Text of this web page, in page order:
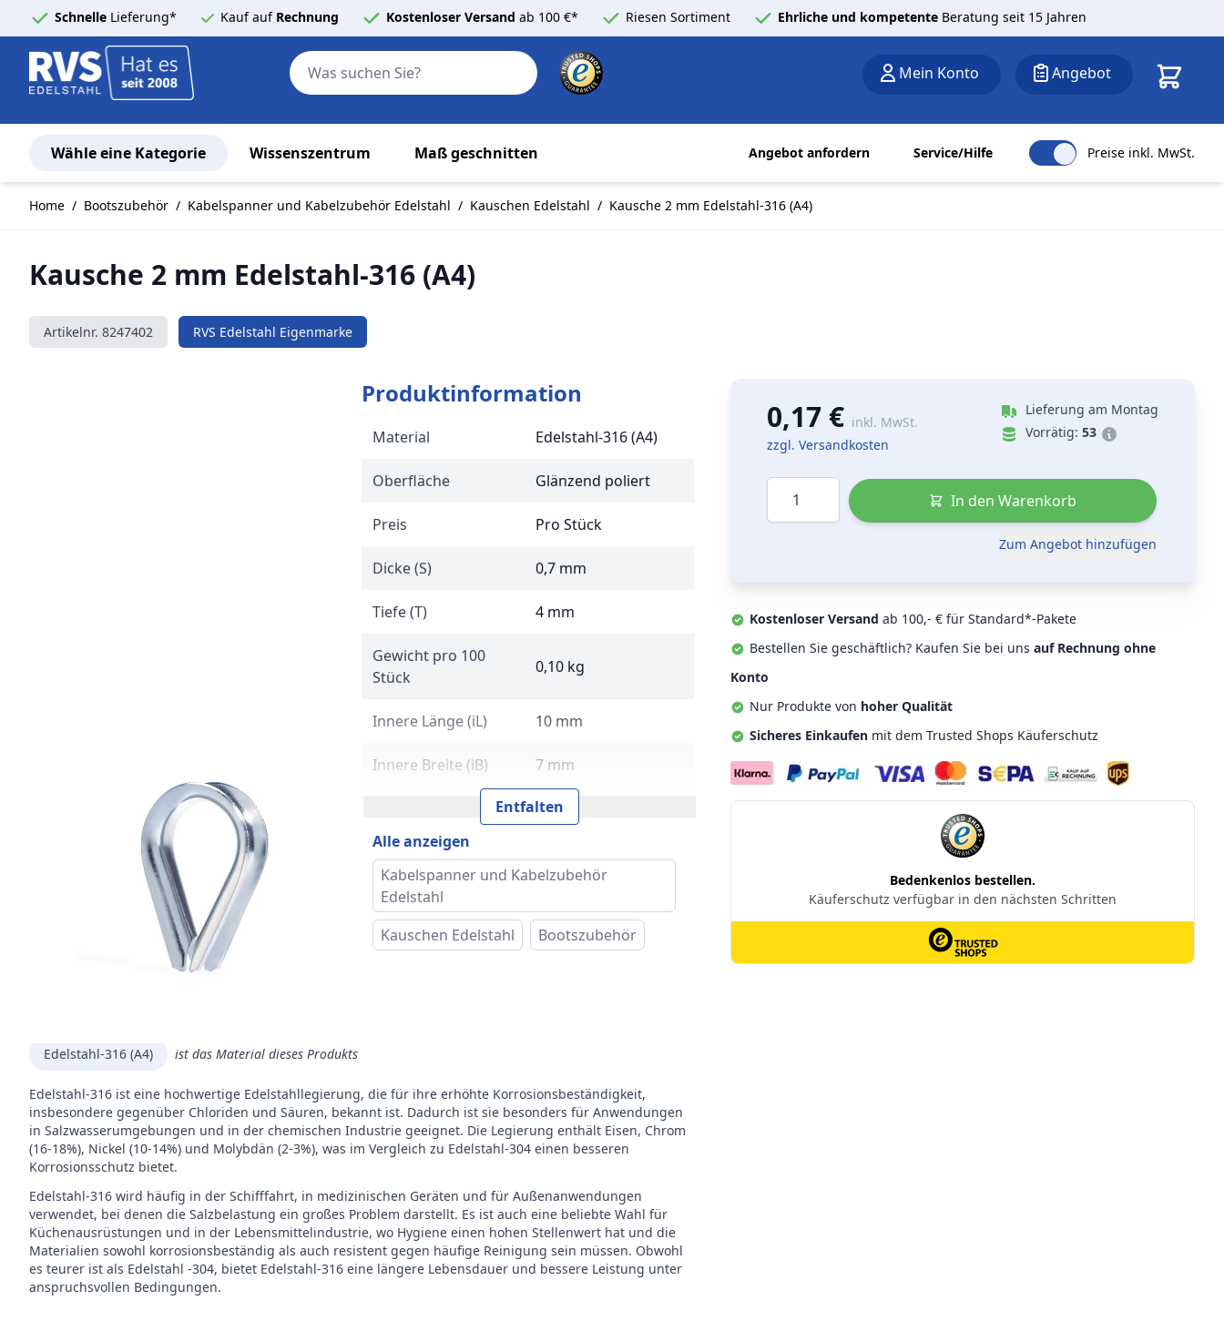
Schnelle Lieferung* Kauf auf Rechnung Kostenloser Versand ab 100 €* Riesen Sortiment Ehrliche und kompetente Beratung seit 15 Jahren
Search
Mein Konto Angebot
Wähle eine Kategorie Wissenszentrum Maß geschnitten Angebot anfordern Service/Hilfe Preise inkl. MwSt.
Home / Bootszubehör / Kabelspanner und Kabelzubehör Edelstahl / Kauschen Edelstahl / Kausche 2 mm Edelstahl-316 (A4)
Kausche 2 mm Edelstahl-316 (A4)
Artikelnr. 8247402 RVS Edelstahl Eigenmarke
Produktinformation
Material Edelstahl-316 (A4)
Oberfläche Glänzend poliert
Preis Pro Stück
Dicke (S) 0,7 mm
Tiefe (T) 4 mm
Gewicht pro 100
Stück
0,10 kg
Innere Länge (iL) 10 mm
Innere Breite (iB) 7 mm
Durchmesser (DS-ø)
2 mm
Marke RVS Edelstahl
Entfalten
Alle anzeigen
Kabelspanner und Kabelzubehör
Edelstahl
Kauschen Edelstahl
Bootszubehör
Edelstahl-316 (A4) ist das Material dieses Produkts
Edelstahl-316 ist eine hochwertige Edelstahllegierung, die für ihre erhöhte Korrosionsbeständigkeit,
insbesondere gegenüber Chloriden und Säuren, bekannt ist. Dadurch ist sie besonders für Anwendungen
in Salzwasserumgebungen und in der chemischen Industrie geeignet. Die Legierung enthält Eisen, Chrom
(16-18%), Nickel (10-14%) und Molybdän (2-3%), was im Vergleich zu Edelstahl-304 einen besseren
Korrosionsschutz bietet.
Edelstahl-316 wird häufig in der Schifffahrt, in medizinischen Geräten und für Außenanwendungen
verwendet, bei denen die Salzbelastung ein großes Problem darstellt. Es ist auch eine beliebte Wahl für
Küchenausrüstungen und in der Lebensmittelindustrie, wo Hygiene einen hohen Stellenwert hat und die
Materialien sowohl korrosionsbeständig als auch resistent gegen häufige Reinigung sein müssen. Obwohl
es teurer ist als Edelstahl -304, bietet Edelstahl-316 eine längere Lebensdauer und bessere Leistung unter
anspruchsvollen Bedingungen.
0,17 € inkl. MwSt.
zzgl. Versandkosten
Lieferung am Montag
Vorrätig: 53
Menge
In den Warenkorb
Zum Angebot hinzufügen
Kostenloser Versand ab 100,- € für Standard*-Pakete
Bestellen Sie geschäftlich? Kaufen Sie bei uns auf Rechnung ohne
Konto
Nur Produkte von hoher Qualität
Sicheres Einkaufen mit dem Trusted Shops Käuferschutz